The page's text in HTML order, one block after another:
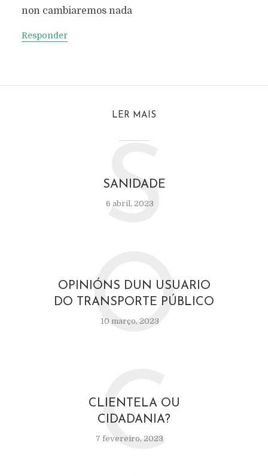
non cambiaremos nada
Responder
LER MAIS
SANIDADE
6 abril, 2023
S
OPINIÓNS DUN USUARIO
DO TRANSPORTE PÚBLICO
10 março, 2023
O
CLIENTELA OU
CIDADANIA?
7 fevereiro, 2023
C